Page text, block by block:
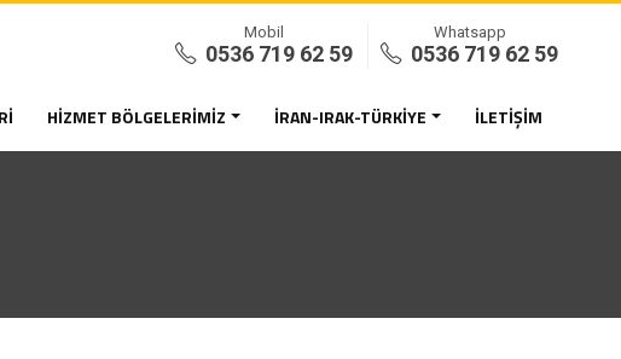
Mobil
0536 719 62 59
Whatsapp
0536 719 62 59
HIZMET BÖLGELERIMIZ İRAN-IRAK-TÜRKIYE İLETIŞIM